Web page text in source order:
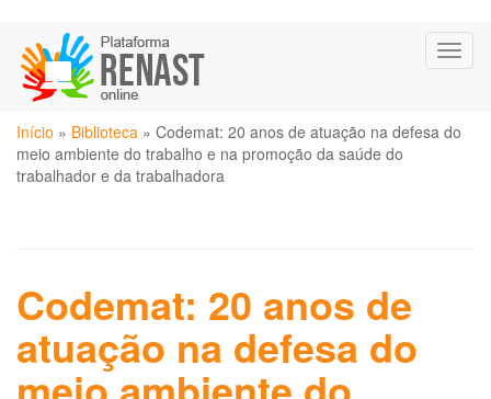
para
conteúdo
principal
Você
está
aqui
Início » Biblioteca » Codemat: 20 anos de atuação na defesa do
meio ambiente do trabalho e na promoção da saúde do
trabalhador e da trabalhadora
Codemat: 20 anos de
atuação na defesa do